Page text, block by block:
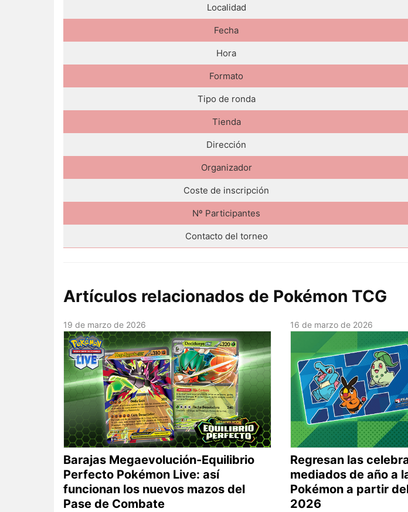
Localidad
Fecha
Hora
Formato
Tipo de ronda
Tienda
Dirección
Organizador
Coste de inscripción
Nº Participantes
Contacto del torneo
Artículos relacionados de Pokémon TCG
19 de marzo de 2026
Barajas Megaevolución-Equilibrio
Perfecto Pokémon Live: así
funcionan los nuevos mazos del
Pase de Combate
16 de marzo de 2026
Regresan las
mediados de año a
Pokémon a partir
2026